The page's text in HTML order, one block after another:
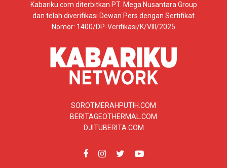
Kabariku.com diterbitkan PT. Mega Nusantara Group
dan telah diverifikasi Dewan Pers dengan Sertifikat
Nomor: 1400/DP-Verifikasi/K/VIII/2025
SOROTMERAHPUTIH.COM
BERITAGEOTHERMAL.COM
DJITUBERITA.COM